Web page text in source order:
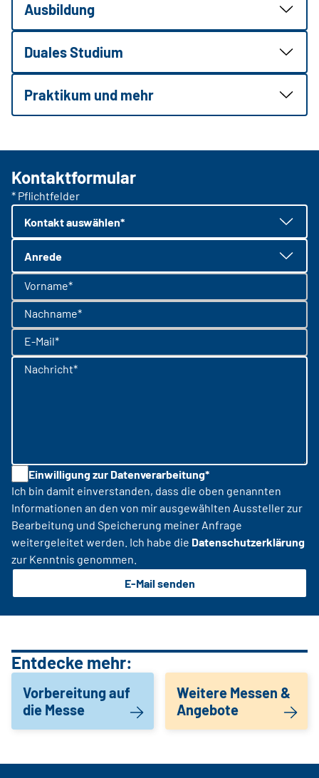
Ausbildung
Duales Studium
Praktikum und mehr
Kontaktformular
* Pflichtfelder
Kontakt auswählen*
Anrede
Vorname*
Nachname*
E-Mail*
Nachricht*
Einwilligung zur Datenverarbeitung*
Ich bin damit einverstanden, dass die oben genannten
Informationen an den von mir ausgewählten Aussteller zur
Bearbeitung und Speicherung meiner Anfrage
weitergeleitet werden. Ich habe die Datenschutzerklärung
zur Kenntnis genommen.
E-Mail senden
Entdecke mehr:
Vorbereitung auf
die Messe
Weitere Messen &
Angebote